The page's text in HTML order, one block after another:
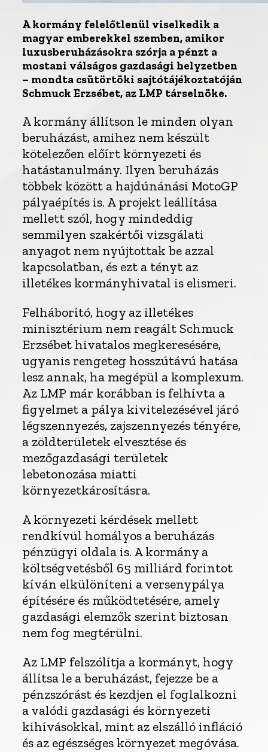
A kormány felelőtlenül viselkedik a
magyar emberekkel szemben, amikor
luxusberuházásokra szórja a pénzt a
mostani válságos gazdasági helyzetben
– mondta csütörtöki sajtótájékoztatóján
Schmuck Erzsébet, az LMP társelnöke.
A kormány állítson le minden olyan
beruházást, amihez nem készült
kötelezően előírt környezeti és
hatástanulmány. Ilyen beruházás
többek között a hajdúnánási MotoGP
pályaépítés is. A projekt leállítása
mellett szól, hogy mindeddig
semmilyen szakértői vizsgálati
anyagot nem nyújtottak be azzal
kapcsolatban, és ezt a tényt az
illetékes kormányhivatal is elismeri.
Felháborító, hogy az illetékes
minisztérium nem reagált Schmuck
Erzsébet hivatalos megkeresésére,
ugyanis rengeteg hosszútávú hatása
lesz annak, ha megépül a komplexum.
Az LMP már korábban is felhívta a
figyelmet a pálya kivitelezésével járó
légszennyezés, zajszennyezés tényére,
a zöldterületek elvesztése és
mezőgazdasági területek
lebetonozása miatti
környezetkárosításra.
A környezeti kérdések mellett
rendkívül homályos a beruházás
pénzügyi oldala is. A kormány a
költségvetésből 65 milliárd forintot
kíván elkülöníteni a versenypálya
építésére és működtetésére, amely
gazdasági elemzők szerint biztosan
nem fog megtérülni.
Az LMP felszólítja a kormányt, hogy
állítsa le a beruházást, fejezze be a
pénzszórást és kezdjen el foglalkozni
a valódi gazdasági és környezeti
kihívásokkal, mint az elszálló infláció
és az egészséges környezet megóvása.